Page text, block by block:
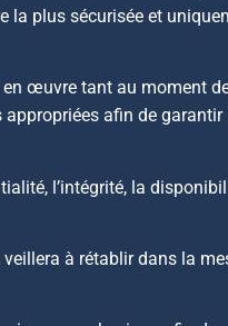
plus sécurisée et
en œuvre tant au moment
afin de
l’intégrité, la
veillera à rétablir dans la